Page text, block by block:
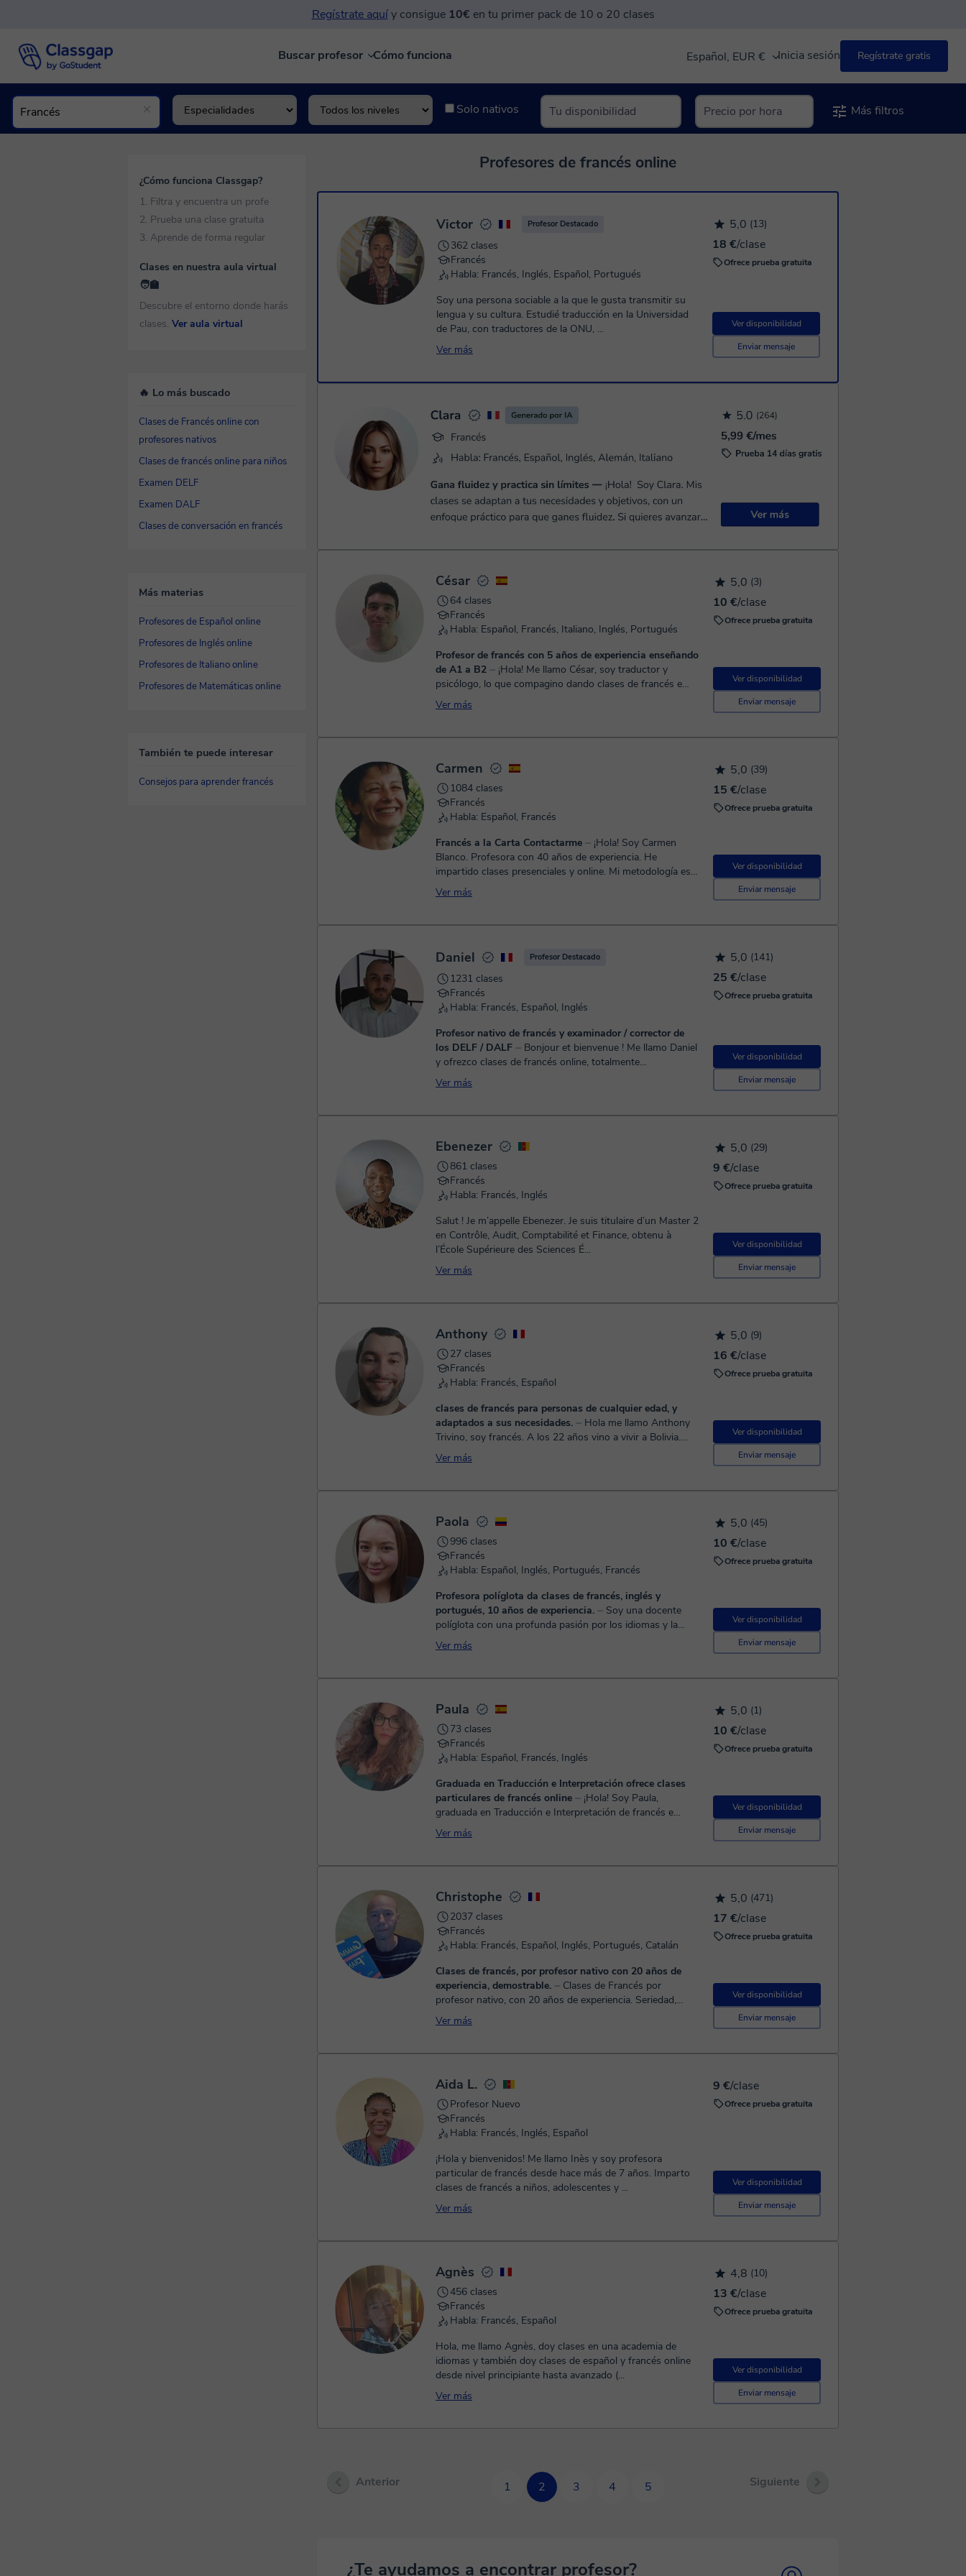
Regístrate aquíy consigue 10€ en tu primer pack de 10 o 20 clases
Buscar profesor Cómo funciona Español, EUR € Inicia sesión Regístrate gratis
Solo nativos Más filtros
Profesores de francés online
5,0 (13)
18 €/clase
Ofrece prueba gratuita
Ver disponibilidad
Enviar mensaje
Victor Profesor Destacado
362 clases
Francés
Habla: Francés, Inglés, Español, Portugués
Soy una persona sociable a la que le gusta transmitir su
lengua y su cultura. Estudié traducción en la Universidad
de Pau, con traductores de la ONU, ...
Ver más
5,0 (3)
10 €/clase
Ofrece prueba gratuita
Ver disponibilidad
Enviar mensaje
César
64 clases
Francés
Habla: Español, Francés, Italiano, Inglés, Portugués
Profesor de francés con 5 años de experiencia enseñando
de A1 a B2 ⏤ ¡Hola! Me llamo César, soy traductor y
psicólogo, lo que compagino dando clases de francés e
Ver más
5,0 (39)
15 €/clase
Ofrece prueba gratuita
Ver disponibilidad
Enviar mensaje
Carmen
1084 clases
Francés
Habla: Español, Francés
Francés a la Carta Contactarme ⏤ ¡Hola! Soy Carmen
Blanco. Profesora con 40 años de experiencia. He
impartido clases presenciales y online. Mi metodología es
interactiva y comunicati...
Ver más
5,0 (141)
25 €/clase
Ofrece prueba gratuita
Ver disponibilidad
Enviar mensaje
Daniel Profesor Destacado
1231 clases
Francés
Habla: Francés, Español, Inglés
Profesor nativo de francés y examinador / corrector de
los DELF / DALF ⏤ Bonjour et bienvenue ! Me llamo Daniel
y ofrezco clases de francés online, totalmente
personalizadas y adaptadas a tu nivel y objetivos, ya seas
princ...
Ver más
5,0 (29)
9 €/clase
Ofrece prueba gratuita
Ver disponibilidad
Enviar mensaje
Ebenezer
861 clases
Francés
Habla: Francés, Inglés
Salut ! Je m’appelle Ebenezer. Je suis titulaire d’un Master 2
en Contrôle, Audit, Comptabilité et Finance, obtenu à
l’École Supérieure des Sciences É...
Ver más
5,0 (9)
16 €/clase
Ofrece prueba gratuita
Ver disponibilidad
Enviar mensaje
Anthony
27 clases
Francés
Habla: Francés, Español
clases de francés para personas de cualquier edad, y
adaptados a sus necesidades. ⏤ Hola me llamo Anthony
Trivino, soy francés. A los 22 años vino a vivir a Bolivia.
Hace ahora 8 años que enseño idiomas como el Francés y
el Español. H...
Ver más
5,0 (45)
10 €/clase
Ofrece prueba gratuita
Ver disponibilidad
Enviar mensaje
Paola
996 clases
Francés
Habla: Español, Inglés, Portugués, Francés
Profesora políglota da clases de francés, inglés y
portugués, 10 años de experiencia. ⏤ Soy una docente
políglota con una profunda pasión por los idiomas y la
enseñanza. Comencé a aprender inglés a los 12 años y
japonés a los 14; posterio...
Ver más
5,0 (1)
10 €/clase
Ofrece prueba gratuita
Ver disponibilidad
Enviar mensaje
Paula
73 clases
Francés
Habla: Español, Francés, Inglés
Graduada en Traducción e Interpretación ofrece clases
particulares de francés online ⏤ ¡Hola! Soy Paula,
graduada en Traducción e Interpretación de francés e
inglés, y estudiante de máster en Estudios Franceses y
Francófonos. Mi pasión e...
Ver más
5,0 (471)
17 €/clase
Ofrece prueba gratuita
Ver disponibilidad
Enviar mensaje
Christophe
2037 clases
Francés
Habla: Francés, Español, Inglés, Portugués, Catalán
Clases de francés, por profesor nativo con 20 años de
experiencia, demostrable. ⏤ Clases de Francés por
profesor nativo, con 20 años de experiencia. Seriedad,
profesionalidad, y buen humor. Me adapto a las
necesidades del alumno. Cl...
Ver más
9 €/clase
Ofrece prueba gratuita
Ver disponibilidad
Enviar mensaje
Aida L.
Profesor Nuevo
Francés
Habla: Francés, Inglés, Español
¡Hola y bienvenidos! Me llamo Inès y soy profesora
particular de francés desde hace más de 7 años. Imparto
clases de francés a niños, adolescentes y ...
Ver más
4,8 (10)
13 €/clase
Ofrece prueba gratuita
Ver disponibilidad
Enviar mensaje
Agnès
456 clases
Francés
Habla: Francés, Español
Hola, me llamo Agnès, doy clases en una academia de
idiomas y también doy clases de español y francés online
desde nivel principiante hasta avanzado (...
Ver más
Anterior 1 2 3 4 5 Siguiente
¿Te ayudamos a encontrar profesor?
¿Cómo funciona Classgap?
1. Filtra y encuentra un profe
2. Prueba una clase gratuita
3. Aprende de forma regular
Clases en nuestra aula virtual
🧑‍🏫
Descubre el entorno donde harás
clases. Ver aula virtual
🔥 Lo más buscado
Clases de Francés online con
profesores nativos
Clases de francés online para niños
Examen DELF
Examen DALF
Clases de conversación en francés
Más materias
Profesores de Español online
Profesores de Inglés online
Profesores de Italiano online
Profesores de Matemáticas online
También te puede interesar
Consejos para aprender francés